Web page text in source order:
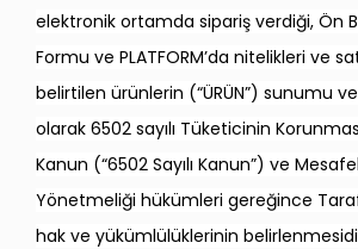
elektronik ortamda sipariş verdiği, Ön
Formu ve PLATFORM’da nitelikleri ve
belirtilen ürünlerin (“ÜRÜN”) sunumu ve
olarak 6502 sayılı Tüketicinin
Kanun (“6502 Sayılı Kanun”) ve
Yönetmeliği hükümleri gereğince
hak ve yükümlülüklerinin